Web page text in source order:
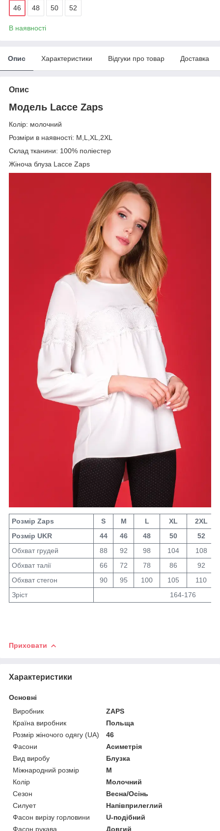
46 48 50 52
В наявності
Опис Характеристики Відгуки про товар Доставка
Опис
Модель Lacce Zaps
Колір: молочний
Розміри в наявності: M,L,XL,2XL
Склад тканини: 100% поліестер
Жіноча блуза Lacce Zaps
Розмір Zaps S M L XL
2XL
Розмір UKR
44 46 48 50
52
Обхват грудей
88 92 98 104
108
Обхват талії
66 72 78 86
92
Обхват стегон
90 95 100 105
110
Зріст
164-176
Приховати
Характеристики
Основні
Виробник
ZAPS
Країна виробник
Польща
Розмір жіночого одягу (UA)
46
Фасони
Асиметрія
Вид виробу
Блузка
Міжнародний розмір
M
Колір
Молочний
Сезон
Весна/Осінь
Силует
Напівприлеглий
Фасон вирізу горловини
U-подібний
Фасон рукава
Довгий